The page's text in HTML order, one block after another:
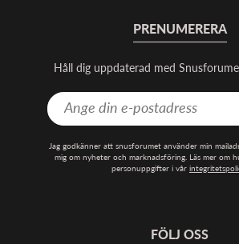
PRENUMERERA
Håll dig uppdaterad med
Jag godkänner att snusforumet använder min
mig om nyheter och marknadsföring. Läs mer om
personuppgifter i vår
FÖLJ OSS